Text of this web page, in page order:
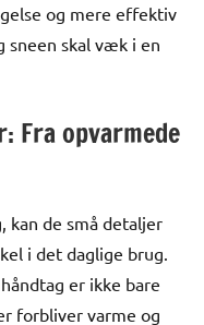
og mere effektiv
sneen skal væk i en
Fra opvarmede
kan de små detaljer
i det daglige brug.
er ikke bare
forbliver varme og